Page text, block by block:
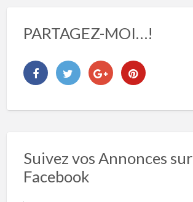
PARTAGEZ-MOI…!
Suivez vos Annonces sur
Facebook